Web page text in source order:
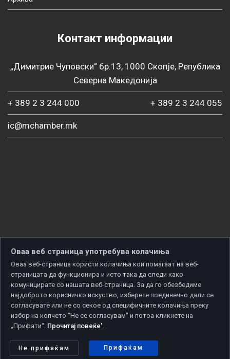
Контакт информации
„Димитрие Чуповски“ бр.13, 1000 Скопје, Република
Северна Македонија
+ 389 2 3 244 000 + 389 2 3 244 055
ic@mchamber.mk
Copyright © 2026 Developed by
Политика за приватност | Политика за колачиња
Оваа веб страница употребува колачиња
Оваа веб-страница користи колачиња кои помагаат на веб-
страницата да функционира и исто така да следи како
комуницирате со нашата веб-страница. За да го обезбедиме
најдоброто корисничко искуство, изберете поединечно дали се
согласувате или не со секое од специфичните колачиња преку
избор на копчето "Не се согласувам" и потоа кликнете на
„Прифати“. Прочитај повеќе'.
Не прифаќам Прифаќам